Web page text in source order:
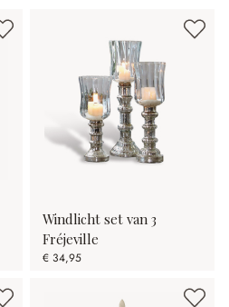
Windlicht set van 3
Fréjeville
€ 34,95